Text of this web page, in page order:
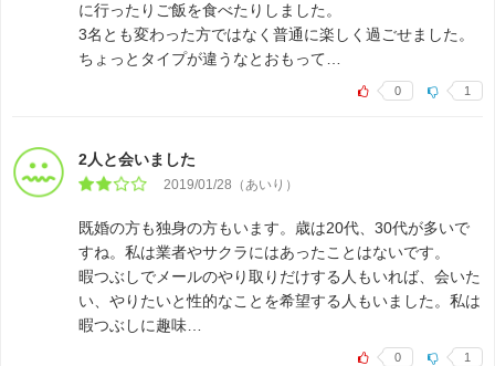
に行ったりご飯を食べたりしました。
3名とも変わった方ではなく普通に楽しく過ごせました。
ちょっとタイプが違うなとおもって…
0 1
2人と会いました
2019/01/28（あいり）
既婚の方も独身の方もいます。歳は20代、30代が多いで
すね。私は業者やサクラにはあったことはないです。
暇つぶしでメールのやり取りだけする人もいれば、会いた
い、やりたいと性的なことを希望する人もいました。私は
暇つぶしに趣味…
0 1